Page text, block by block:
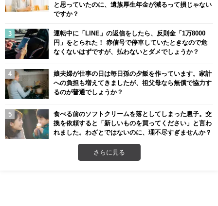
と思っていたのに、遺族厚生年金が減るって損じゃない
ですか？
運転中に「LINE」の返信をしたら、反則金「1万8000
円」をとられた！ 赤信号で停車していたときなので危
なくないはずですが、払わないとダメでしょうか？
娘夫婦が仕事の日は毎日孫の夕飯を作っています。家計
への負担も増えてきましたが、祖父母なら無償で協力す
るのが普通でしょうか？
食べる前のソフトクリームを落としてしまった息子。交
換を依頼すると「新しいものを買ってください」と言わ
れました。わざとではないのに、理不尽すぎませんか？
さらに見る